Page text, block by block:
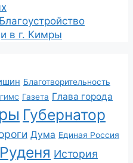
в г. Кимры
Благотворительность
ГИМС Газета Глава города
Губернатор
Дума Единая Россия
История